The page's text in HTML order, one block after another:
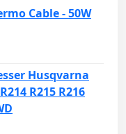
Cable - 50W
Husqvarna
R215 R216